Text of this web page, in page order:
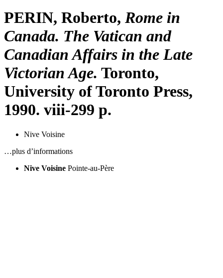
PERIN, Roberto, Rome in
Canada. The Vatican and
Canadian Affairs in the Late
Victorian Age. Toronto,
University of Toronto Press,
1990. viii-299 p.
Nive Voisine
…plus d’informations
Nive Voisine Pointe-au-Père